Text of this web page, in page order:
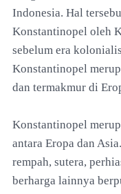
Indonesia. Hal
Konstantinopel oleh
sebelum era
Konstantinopel
dan termakmur di
Konstantinopel
antara Eropa dan
rempah, sutera,
berharga lainnya